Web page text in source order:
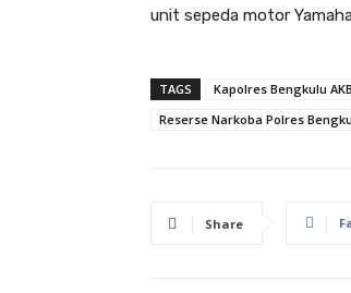
unit sepeda motor
TAGS Kapolres Bengkulu
Reserse Narkoba Polres
Share